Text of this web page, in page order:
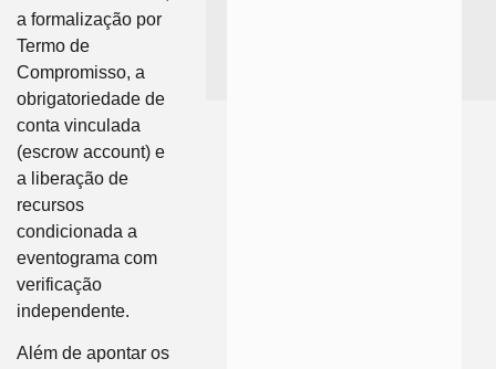
a formalização por
Termo de
Compromisso, a
obrigatoriedade de
conta vinculada
(escrow account) e
a liberação de
recursos
condicionada a
eventograma com
verificação
independente.
Além de apontar os